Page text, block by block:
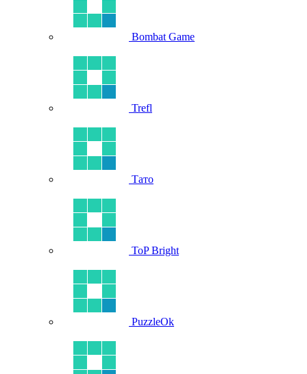
Bombat Game
Trefl
Тато
ToP Bright
PuzzleOk